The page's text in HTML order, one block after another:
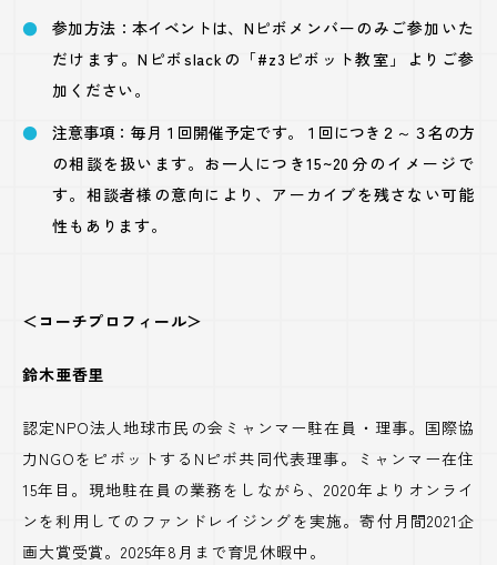
参加方法：本イベントは、 N ピボメンバーのみご参加いた
だけます。N ピボslackの「#z3 ピボット教室」よりご参
加ください。
注意事項：毎月１回開催予定です。１回につき２～３名の方
の相談を扱います。お一人につき15~20 分のイメージで
す。相談者様の意向により、アーカイブを残さない可能
性もあります。
＜コーチプロフィール＞
鈴木亜香里
認定NPO法人地球市民の会ミャンマー駐在員・理事。国際協
力 NGOをピボットする N ピボ共同代表理事。ミャンマー在住
15年目。現地駐在員の業務をしながら、2020年よりオンライ
ンを利用してのファンドレイジングを実施。寄付月間2021企
画大賞受賞。2025年8 月まで育児休暇中。